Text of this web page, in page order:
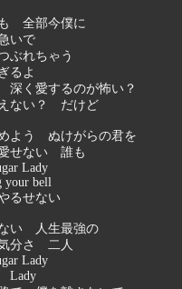
全部今僕に
いで
ぶれちゃう
るよ
く愛するのが怖い？
ない？ だけど
よう ぬけがらの君を
せない 誰も
Lady
your bell
るせない
い 人生最強の
分さ 二人
Lady
Lady